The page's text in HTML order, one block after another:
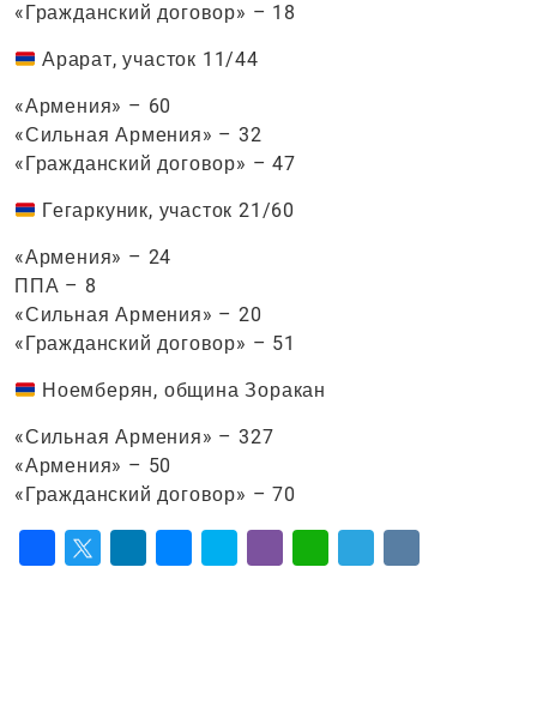
«Гражданский договор» – 18
Арарат, участок 11/44
«Армения» – 60
«Сильная Армения» – 32
«Гражданский договор» – 47
Гегаркуник, участок 21/60
«Армения» – 24
ППА – 8
«Сильная Армения» – 20
«Гражданский договор» – 51
Ноемберян, община Зоракан
«Сильная Армения» – 327
«Армения» – 50
«Гражданский договор» – 70